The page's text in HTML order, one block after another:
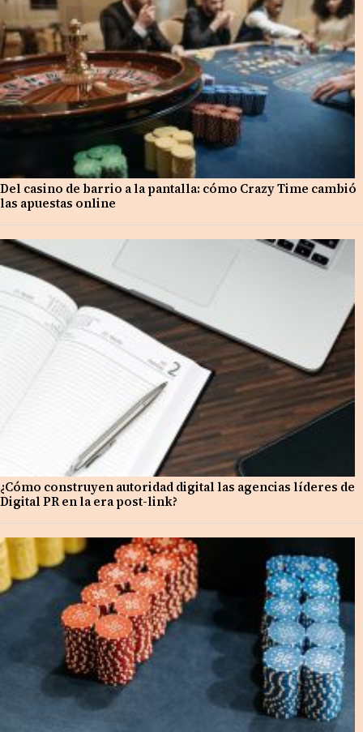
Del casino de barrio a la pantalla: cómo Crazy Time cambió
las apuestas online
¿Cómo construyen autoridad digital las agencias líderes de
Digital PR en la era post-link?